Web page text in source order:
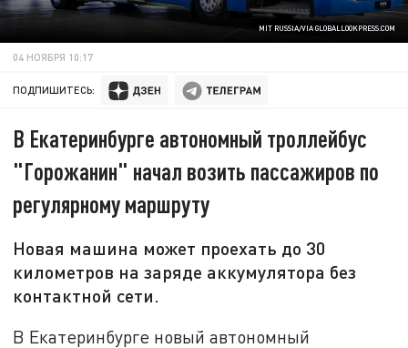
MIT RUSSIA/VIA GLOBALLOOKPRESS.COM
04 НОЯБРЯ 10:17
ПОДПИШИТЕСЬ:
В Екатеринбурге автономный троллейбус
"Горожанин" начал возить пассажиров по
регулярному маршруту
Новая машина может проехать до 30
километров на заряде аккумулятора без
контактной сети.
В Екатеринбурге новый автономный